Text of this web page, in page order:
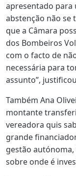
apresentado para
abstenção não se
que a Câmara
dos Bombeiros
com o facto de
necessária para
assunto”,
Também Ana
montante
vereadora quis
grande
gestão autónoma,
sobre onde é